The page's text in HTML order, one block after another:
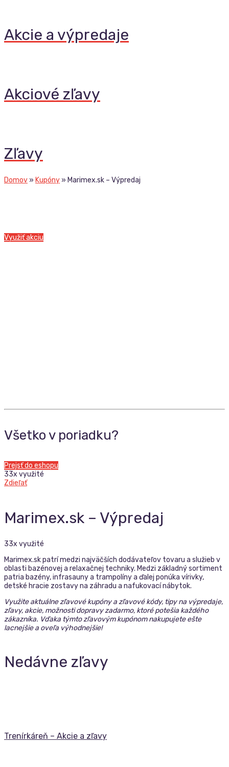
Akcie a výpredaje
Akciové zľavy
Zľavy
Domov » Kupóny » Marimex.sk – Výpredaj
Využiť akciu
Všetko v poriadku?
Prejsť do eshopu
33x využité
Zdieľať
Marimex.sk – Výpredaj
33x využité
Marimex.sk patrí medzi najväčších dodávateľov tovaru a služieb v
oblasti bazénovej a relaxačnej techniky. Medzi základný sortiment
patria bazény, infrasauny a trampolíny a ďalej ponúka vírivky,
detské hracie zostavy na záhradu a nafukovací nábytok.
Využite aktuálne zľavové kupóny a zľavové kódy, tipy na výpredaje,
zľavy, akcie, možnosti dopravy zadarmo, ktoré potešia každého
zákazníka. Vďaka týmto zľavovým kupónom nakupujete ešte
lacnejšie a oveľa výhodnejšie!
Nedávne zľavy
Trenírkáreň – Akcie a zľavy